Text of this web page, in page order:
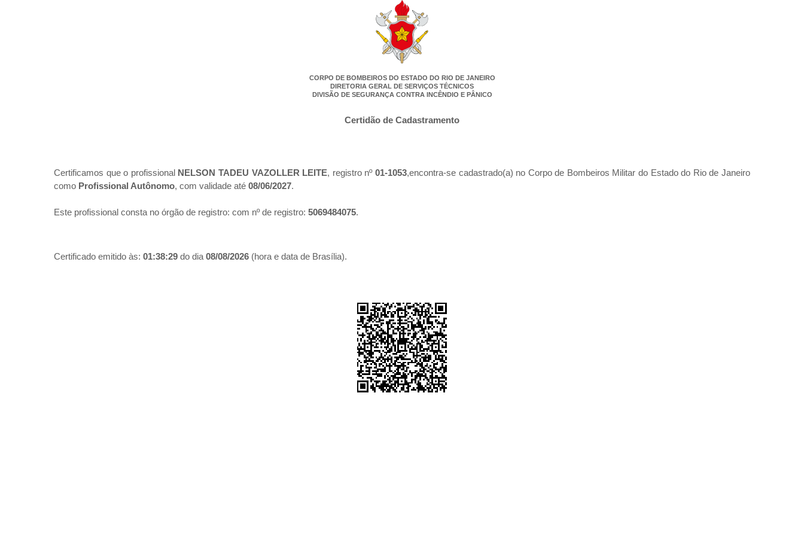
CORPO DE BOMBEIROS DO ESTADO DO RIO DE JANEIRO
DIRETORIA GERAL DE SERVIÇOS TÉCNICOS
DIVISÃO DE SEGURANÇA CONTRA INCÊNDIO E PÂNICO
Certidão de Cadastramento
Certificamos que o profissional NELSON TADEU VAZOLLER LEITE, registro nº 01-1053,encontra-se cadastrado(a) no Corpo de Bombeiros Militar do Estado do Rio de Janeiro
como Profissional Autônomo, com validade até 08/06/2027.
Este profissional consta no órgão de registro: com nº de registro: 5069484075.
Certificado emitido às: 01:38:29 do dia 08/08/2026 (hora e data de Brasília).